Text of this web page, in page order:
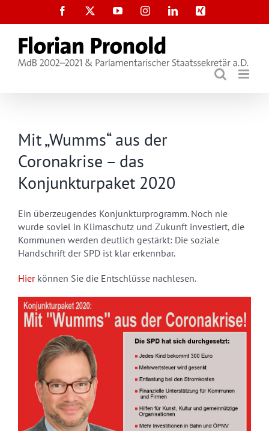
Facebook YouTubeInstagramLinkedInXing
Mit „Wumms“ aus der
Coronakrise – das
Konjunkturpaket 2020
Ein überzeugendes Konjunkturprogramm. Noch nie
wurde soviel in Klimaschutz und Zukunft investiert, die
Kommunen werden deutlich gestärkt: Die soziale
Handschrift der SPD ist klar erkennbar.
Hierkönnen Sie die Entschlüsse nachlesen.